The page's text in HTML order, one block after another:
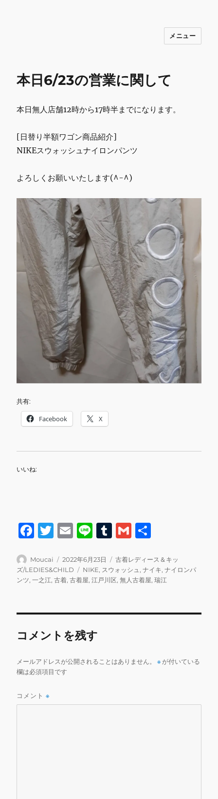
INNOCENCE ～日常に彩りを～ フ
物 etc販売 江戸川区瑞江
メニュー
本日6/23の営業に関して
本日無人店舗12時から17時半までになります。
[日替り半額ワゴン商品紹介]
NIKEスウォッシュナイロンパンツ
よろしくお願いいたします(^-^)
共有:
Facebook X
いいね:
F
c
e
o
k
T
it
te
E
ai
l
Li
e
T
m
bl
G
ai
l
投
稿
者
Moucai
投
稿
日:
2022年6月23日
カ
テ
ゴ
古着レディース＆キッ
ズ/LEDIES&CHILD
タ
グ
NIKE, スウォッシュ,ナイキ,ナイロンパ
ンツ,一之江,古着,古着屋,江戸川区,無人古着屋,瑞江
コメントを残す
メールアドレスが公開されることはありません。 ※ が付いている
欄は必須項目です
コメント※